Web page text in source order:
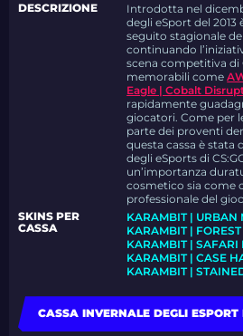
DESCRIZIONE
Introdotta nel
degli eSport del
seguito stagionale
continuando
scena competitiva di
memorabili come
Eagle | Cobalt
rapidamente
giocatori. Come per
parte dei proventi
questa cassa è stata
degli eSports di
un’importanza
cosmetico sia come
professionale del
SKINS PER
CASSA
KARAMBIT | URBAN
KARAMBIT |
KARAMBIT | SAFARI
KARAMBIT | CASE
KARAMBIT |
CASSA INVERNALE DEGLI